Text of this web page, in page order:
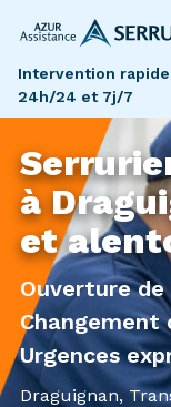
Intervention
24h/24 et 7j/7
à
et
Ouverture
Changement
Urgences
Draguignan,